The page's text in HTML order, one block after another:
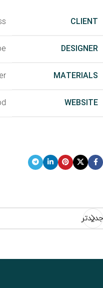
CLIENT
DESIGNER
MATERIALS
WEBSITE
جدیدتر